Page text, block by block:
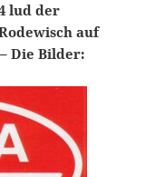
lud der
auf
Die Bilder: